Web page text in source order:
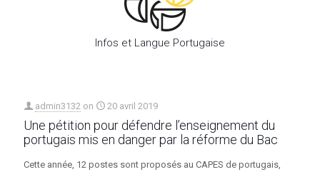
Infos et Langue Portugaise
admin3132 on 20 avril 2019
Une pétition pour défendre l’enseignement du
portugais mis en danger par la réforme du Bac
Cette année, 12 postes sont proposés au CAPES de portugais,